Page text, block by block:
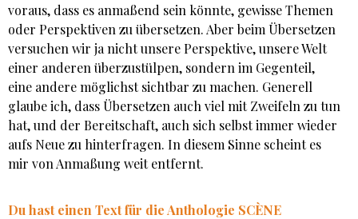
voraus, dass es anmaßend sein könnte, gewisse Themen
oder Perspektiven zu übersetzen. Aber beim Übersetzen
versuchen wir ja nicht unsere Perspektive, unsere Welt
einer anderen überzustülpen, sondern im Gegenteil,
eine andere möglichst sichtbar zu machen. Generell
glaube ich, dass Übersetzen auch viel mit Zweifeln zu tun
hat, und der Bereitschaft, auch sich selbst immer wieder
aufs Neue zu hinterfragen. In diesem Sinne scheint es
mir von Anmaßung weit entfernt.
Du hast einen Text für die Anthologie SCÈNE